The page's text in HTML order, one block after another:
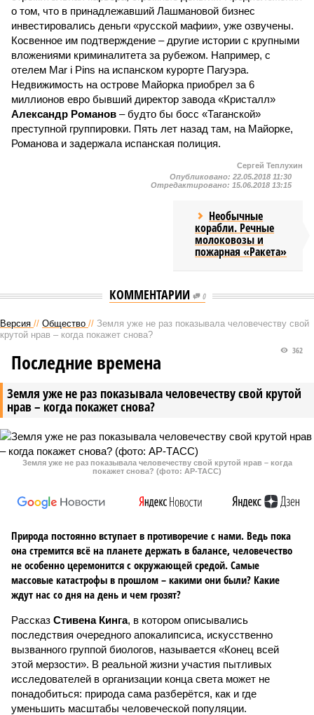
о том, что в принадлежавший Лашмановой бизнес
инвестировались деньги «русской мафии», уже озвучены.
Косвенное им подтверждение – другие истории с крупными
вложениями криминалитета за рубежом. Например, с
отелем Mar i Pins на испанском курорте Пагуэра.
Недвижимость на острове Майорка приобрел за 6
миллионов евро бывший директор завода «Кристалл»
Александр Романов – будто бы босс «Таганской»
преступной группировки. Пять лет назад там, на Майорке,
Романова и задержала испанская полиция.
Сергей Теплухин
Опубликовано: 22.05.2018 11:30
Отредактировано: 15.06.2018 13:15
Необычные
корабли. Речные
молоковозы и
пожарная «Ракета»
КОММЕНТАРИИ 0
Версия // Общество // Земля уже не раз показывала человечеству свой
крутой нрав – когда покажет снова?
Земля уже не раз показывала человечеству свой крутой
нрав – когда покажет снова?
362
Последние времена
Земля уже не раз показывала человечеству свой крутой нрав – когда
покажет снова? (фото: АР-ТАСС)
Природа постоянно вступает в противоречие с нами. Ведь пока
она стремится всё на планете держать в балансе, человечество
не особенно церемонится с окружающей средой. Самые
массовые катастрофы в прошлом – какими они были? Какие
ждут нас со дня на день и чем грозят?
Рассказ Стивена Кинга, в котором описывались
последствия очередного апокалипсиса, искусственно
вызванного группой биологов, называется «Конец всей
этой мерзости». В реальной жизни участия пытливых
исследователей в организации конца света может не
понадобиться: природа сама разберётся, как и где
уменьшить масштабы человеческой популяции.